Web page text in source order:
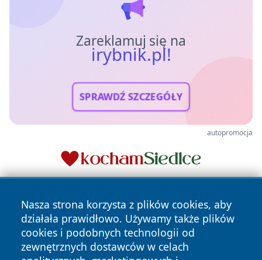
Zareklamuj się na
irybnik.pl!
SPRAWDŹ SZCZEGÓŁY
autopromocja
Nasza strona korzysta z plików cookies, aby
działała prawidłowo. Używamy także plików
cookies i podobnych technologii od
zewnętrznych dostawców w celach